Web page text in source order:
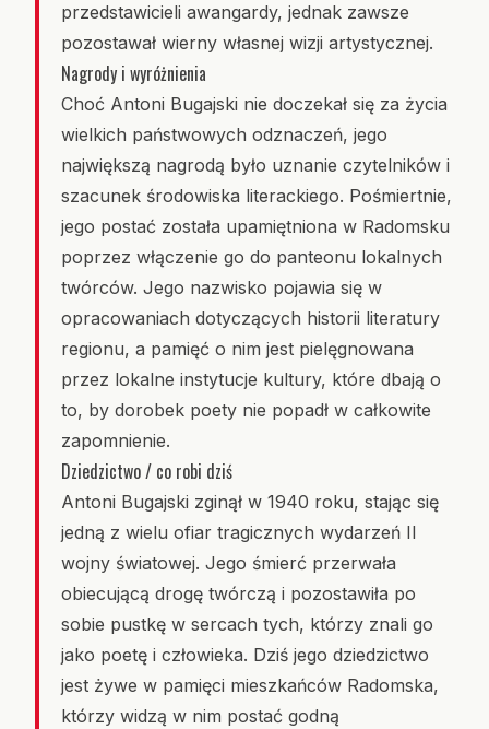
przedstawicieli awangardy, jednak zawsze
pozostawał wierny własnej wizji artystycznej.
Nagrody i wyróżnienia
Choć Antoni Bugajski nie doczekał się za życia
wielkich państwowych odznaczeń, jego
największą nagrodą było uznanie czytelników i
szacunek środowiska literackiego. Pośmiertnie,
jego postać została upamiętniona w Radomsku
poprzez włączenie go do panteonu lokalnych
twórców. Jego nazwisko pojawia się w
opracowaniach dotyczących historii literatury
regionu, a pamięć o nim jest pielęgnowana
przez lokalne instytucje kultury, które dbają o
to, by dorobek poety nie popadł w całkowite
zapomnienie.
Dziedzictwo / co robi dziś
Antoni Bugajski zginął w 1940 roku, stając się
jedną z wielu ofiar tragicznych wydarzeń II
wojny światowej. Jego śmierć przerwała
obiecującą drogę twórczą i pozostawiła po
sobie pustkę w sercach tych, którzy znali go
jako poetę i człowieka. Dziś jego dziedzictwo
jest żywe w pamięci mieszkańców Radomska,
którzy widzą w nim postać godną